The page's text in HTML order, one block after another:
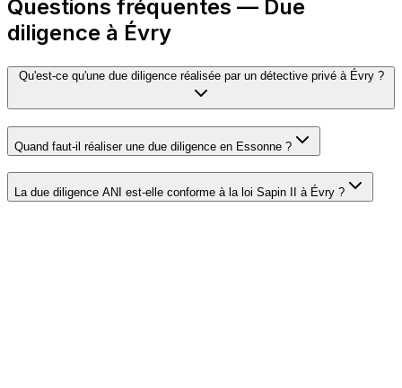
Questions fréquentes — Due
diligence à Évry
Qu'est-ce qu'une due diligence réalisée par un détective privé à Évry ?
Quand faut-il réaliser une due diligence en Essonne ?
La due diligence ANI est-elle conforme à la loi Sapin II à Évry ?